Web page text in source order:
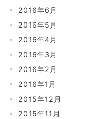
2016年6月
2016年5月
2016年4月
2016年3月
2016年2月
2016年1月
2015年12月
2015年11月